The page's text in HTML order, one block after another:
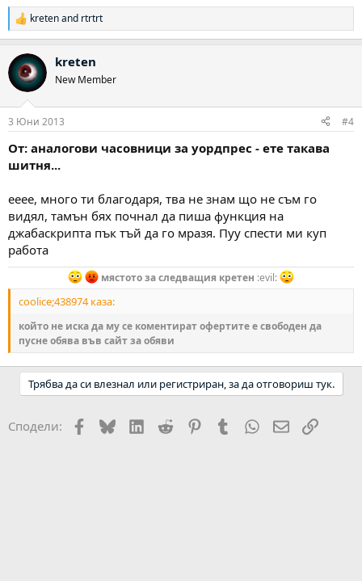
Р
е
к
ц
и
kretenand rtrtrt
kreten
New Member
3 Юни 2013 #4
От: аналогови часовници за уордпрес - ете такава
шитня...
ееее, много ти благодаря, тва не знам що не съм го
видял, тамън бях почнал да пиша функция на
джабаскрипта пък тъй да го мразя. Пуу спести ми куп
работа
мястото за следващия кретен :evil:
coolice;438974 каза:
който не иска да му се коментират офертите е свободен да
пусне обява във сайт за обяви
Трябва да си влезнал или регистриран, за да отговориш тук.
Сподели: Facebook
BlueskyLinkedIn
Reddit PinterestTumblr WhatsApp
EmailLink